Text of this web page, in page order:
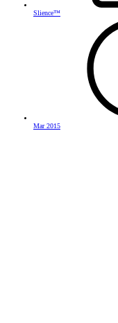
Slience™
Mar 2015